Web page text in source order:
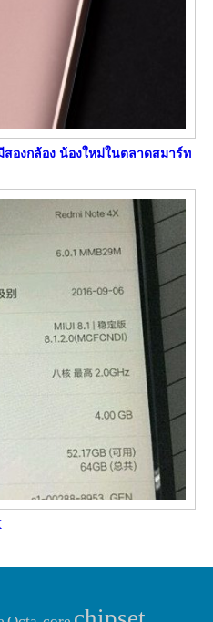
สองกล้อง น้องใหม่ในตลาดสมาร์ท